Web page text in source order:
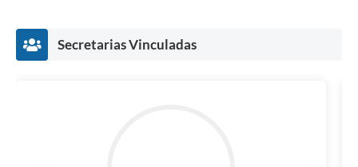
IPTU Selo VerdeSecretarias Vinculadas